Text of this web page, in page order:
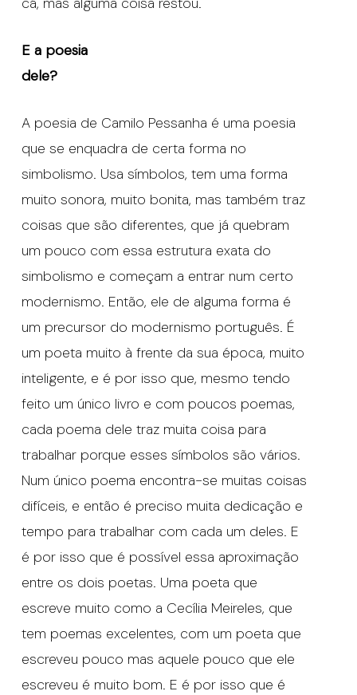
E a poesia
dele?
A poesia de Camilo Pessanha é uma poesia
que se enquadra de certa forma no
simbolismo. Usa símbolos, tem uma forma
muito sonora, muito bonita, mas também traz
coisas que são diferentes, que já quebram
um pouco com essa estrutura exata do
simbolismo e começam a entrar num certo
modernismo. Então, ele de alguma forma é
um precursor do modernismo português. É
um poeta muito à frente da sua época, muito
inteligente, e é por isso que, mesmo tendo
feito um único livro e com poucos poemas,
cada poema dele traz muita coisa para
trabalhar porque esses símbolos são vários.
Num único poema encontra-se muitas coisas
difíceis, e então é preciso muita dedicação e
tempo para trabalhar com cada um deles. E
é por isso que é possível essa aproximação
entre os dois poetas. Uma poeta que
escreve muito como a Cecília Meireles, que
tem poemas excelentes, com um poeta que
escreveu pouco mas aquele pouco que ele
escreveu é muito bom. E é por isso que é